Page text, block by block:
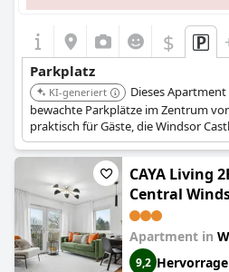
$
Parkplatz
KI-generiert
Dieses
bewachte Parkplätze im Zentrum
praktisch für Gäste, die Windsor
da es eine sichere
Zugang zu lokalen Attraktionen
CAYA Living
Central
Legoland -
Heathrow
Parking
Apartment in
9,2